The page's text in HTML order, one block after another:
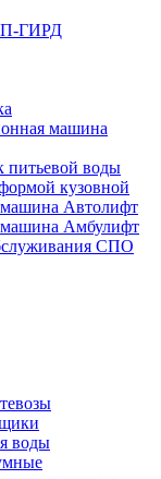
ГИРД
машина
питьевой воды
кузовной
Автолифт
машина Амбулифт
СПО
воды